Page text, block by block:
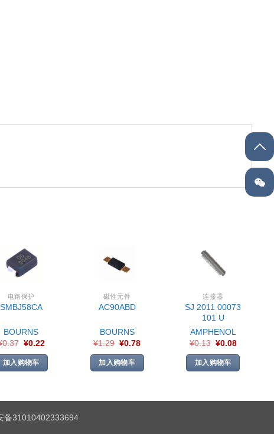
电路保护
SMBJ58CA
BOURNS
0.37 ¥0.22
加入购物车
磁性元件
AC90ABD
BOURNS
¥1.29 ¥0.78
加入购物车
连接器
SJ 2011 00073
101 U
AMPHENOL
¥0.13 ¥0.08
加入购物车
备31010402333694